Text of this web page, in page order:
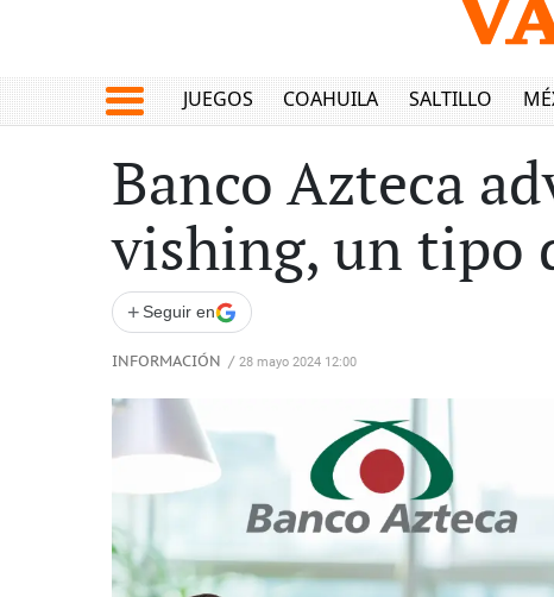
JUEGOS COAHUILA SALTILLO
Banco Azteca
vishing, un tipo
+ Seguir en
INFORMACIÓN / 28 mayo 2024 12:00